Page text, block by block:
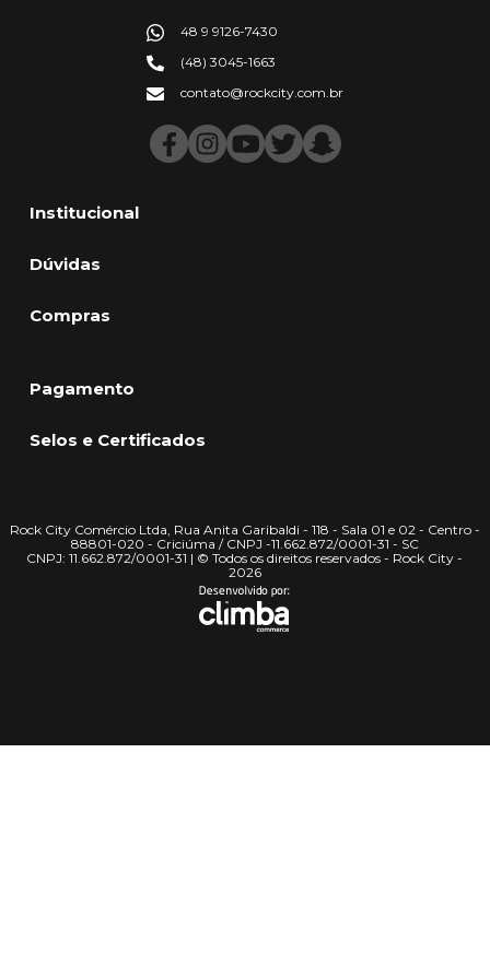
Institucional
Dúvidas
Compras
48 9 9126-7430
(48) 3045-1663
contato@rockcity.com.br
Pagamento
Selos e Certificados
Rock City Comércio Ltda, Rua Anita Garibaldi - 118 - Sala 01 e 02 - Centro -
88801-020 - Criciúma / CNPJ -11.662.872/0001-31 - SC
CNPJ: 11.662.872/0001-31 | © Todos os direitos reservados - Rock City -
2026